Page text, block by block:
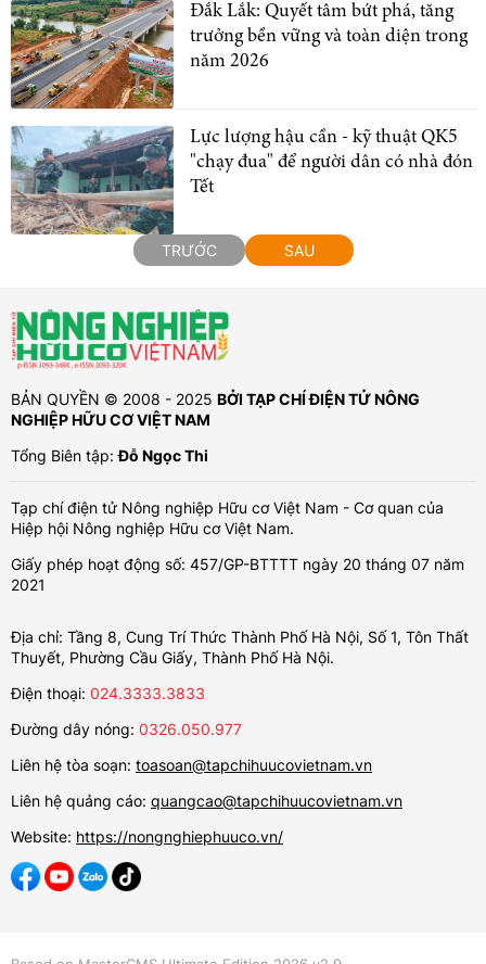
Đắk Lắk: Quyết tâm bứt phá, tăng
trưởng bền vững và toàn diện trong
năm 2026
Lực lượng hậu cần - kỹ thuật QK5
"chạy đua" để người dân có nhà đón
Tết
TRƯỚC SAU
BẢN QUYỀN © 2008 - 2025 BỞI TẠP CHÍ ĐIỆN TỬ NÔNG
NGHIỆP HỮU CƠ VIỆT NAM
Tổng Biên tập:Đỗ Ngọc Thi
Tạp chí điện tử Nông nghiệp Hữu cơ Việt Nam - Cơ quan của
Hiệp hội Nông nghiệp Hữu cơ Việt Nam.
Giấy phép hoạt động số: 457/GP-BTTTT ngày 20 tháng 07 năm
2021
Địa chỉ: Tầng 8, Cung Trí Thức Thành Phố Hà Nội, Số 1, Tôn Thất
Thuyết, Phường Cầu Giấy, Thành Phố Hà Nội.
Điện thoại: 024.3333.3833
Đường dây nóng: 0326.050.977
Liên hệ tòa soạn: toasoan@tapchihuucovietnam.vn
Liên hệ quảng cáo: quangcao@tapchihuucovietnam.vn
Website: https://nongnghiephuuco.vn/